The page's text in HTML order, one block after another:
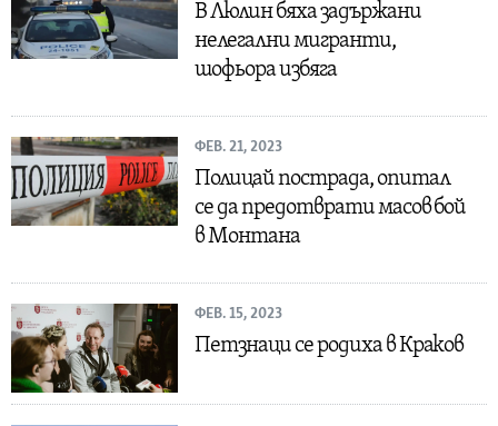
В Люлин бяха задържани
нелегални мигранти,
шофьора избяга
ФЕВ. 21, 2023
Полицай пострада, опитал
се да предотврати масов бой
в Монтана
ФЕВ. 15, 2023
Петзнаци се родиха в Краков